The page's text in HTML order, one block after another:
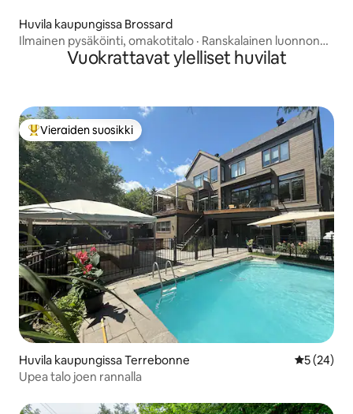
Huvila kaupungissa Brossard
Ilmainen pysäköinti, omakotitalo · Ranskalainen luonnon
inspiroima tyyliVuokrattavat ylelliset huvilat
Vieraiden suosikkien parhaimmistoa
Vieraiden suosikki
Huvila kaupungissa Terrebonne
5 (24)
Upea talo joen rannalla